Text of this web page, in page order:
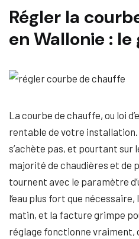
Régler la
en Wallonie : le
La courbe de chauffe, ou loi
rentable de votre installation.
s’achète pas, et pourtant sur
majorité de chaudières et de
tournent avec le paramètre
l’eau plus fort que
matin, et la facture grimpe
réglage fonctionne vraiment,